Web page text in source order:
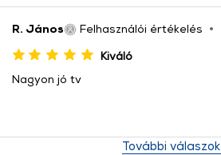
R. János Felhasználói értékelés
Kiváló
Nagyon jó tv
További válaszok